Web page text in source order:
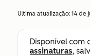
Ultima atualização: 14 de
Disponível com
assinaturas,